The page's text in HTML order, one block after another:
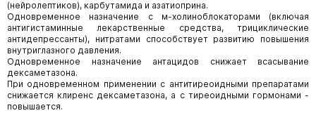
(нейролептиков), карбутамида и азатиоприна.
Одновременное назначение с м-холиноблокаторами (включая
антигистаминные лекарственные средства, трициклические
антидепрессанты), нитратами способствует развитию повышения
внутриглазного давления.
Одновременное назначение антацидов снижает всасывание
дексаметазона.
При одновременном применении с антитиреоидными препаратами
снижается клиренс дексаметазона, а с тиреоидными гормонами -
повышается.